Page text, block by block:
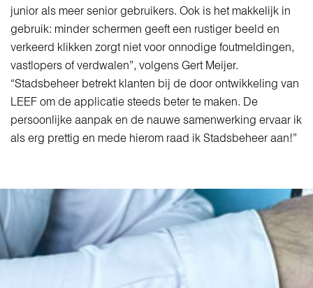
junior als meer senior gebruikers. Ook is het makkelijk in
gebruik: minder schermen geeft een rustiger beeld en
verkeerd klikken zorgt niet voor onnodige foutmeldingen,
vastlopers of verdwalen”, volgens Gert Meijer.
“Stadsbeheer betrekt klanten bij de door ontwikkeling van
LEEF om de applicatie steeds beter te maken. De
persoonlijke aanpak en de nauwe samenwerking ervaar ik
als erg prettig en mede hierom raad ik Stadsbeheer aan!”